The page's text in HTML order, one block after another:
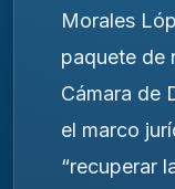
Morales
paquete de
Cámara de
el marco
“recuperar